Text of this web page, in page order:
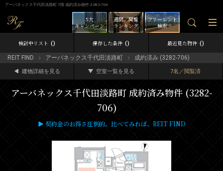
アーバネックス千代田淡路町 7階 成約済み物件 3282-706
フリーレント
検索
週間／閲覧
ランキング
5大
キャンペーン
検討中リスト 0 保存した条件 0 最近見た物件 0
REIT FIND アーバネックス千代田淡路町 成約済み (3282-706)
建物詳細を見る 空室一覧を見る 7名／閲覧済
アーバネックス千代田淡路町 成約済み物件 (3282-
706)
▶ 契約金のお得さ圧倒的。比べてみれば、REIT FIND